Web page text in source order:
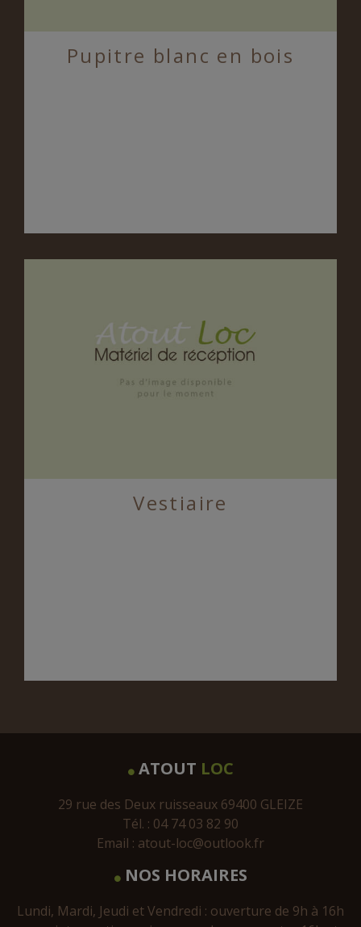
Pupitre blanc en bois
Vestiaire
ATOUT LOC
29 rue des Deux ruisseaux 69400 GLEIZE
Tél. : 04 74 03 82 90
Email : atout-loc@outlook.fr
NOS HORAIRES
Lundi, Mardi, Jeudi et Vendredi : ouverture de 9h à 16h